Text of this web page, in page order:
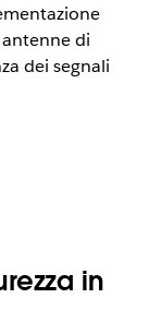
di
dei segnali
in